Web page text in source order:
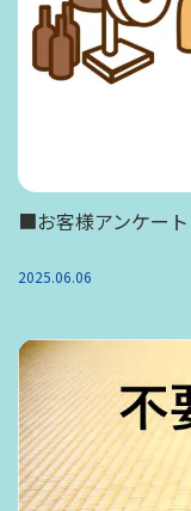
■お客様アンケー
2025.06.06